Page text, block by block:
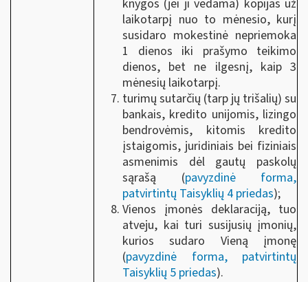
knygos (jei ji vedama) kopijas už
laikotarpį nuo to mėnesio, kurį
susidaro mokestinė nepriemoka
1 dienos iki prašymo teikimo
dienos, bet ne ilgesnį, kaip 3
mėnesių laikotarpį.
turimų sutarčių (tarp jų trišalių) su
bankais, kredito unijomis, lizingo
bendrovėmis, kitomis kredito
įstaigomis, juridiniais bei fiziniais
asmenimis dėl gautų paskolų
sąrašą (pavyzdinė forma,
patvirtintų Taisyklių 4 priedas);
Vienos įmonės deklaraciją, tuo
atveju, kai turi susijusių įmonių,
kurios sudaro Vieną įmonę
(pavyzdinė forma, patvirtintų
Taisyklių 5 priedas).